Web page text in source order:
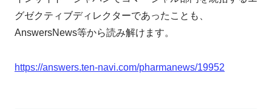
グゼクティブディレクターであったことも、
AnswersNews等から読み解けます。
https://answers.ten-navi.com/pharmanews/19952